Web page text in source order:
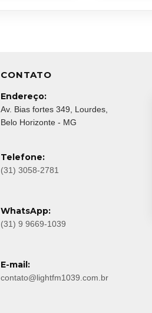
CONTATO
Endereço:
Av. Bias fortes 349, Lourdes,
Belo Horizonte - MG
Telefone:
(31) 3058-2781
WhatsApp:
(31) 9 9669-1039
E-mail:
contato@lightfm1039.com.br